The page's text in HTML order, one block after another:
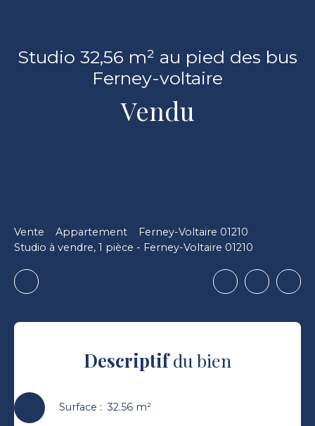
Studio 32,56 m² au pied des bus
Ferney-voltaire
Vendu
Vente Appartement
Ferney-Voltaire 01210
Studio à vendre, 1 pièce - Ferney-Voltaire 01210
Descriptifdu bien
Surface : 32.56 m²